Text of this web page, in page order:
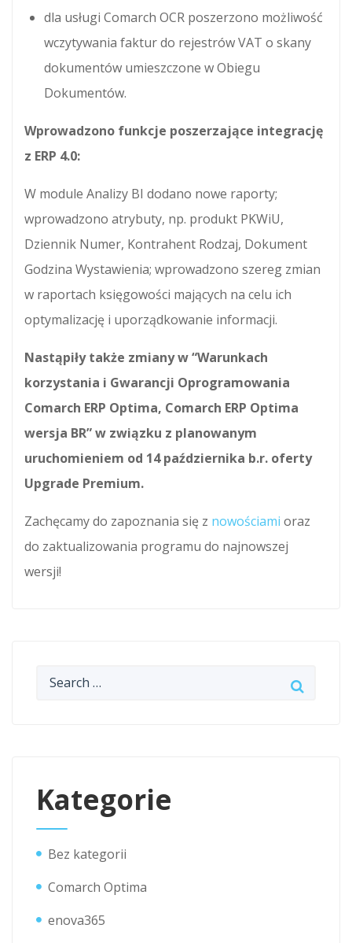
dla usługi Comarch OCR poszerzono możliwość
wczytywania faktur do rejestrów VAT o skany
dokumentów umieszczone w Obiegu
Dokumentów.
Wprowadzono funkcje poszerzające integrację
z ERP 4.0:
W module Analizy BI dodano nowe raporty;
wprowadzono atrybuty, np. produkt PKWiU,
Dziennik Numer, Kontrahent Rodzaj, Dokument
Godzina Wystawienia; wprowadzono szereg zmian
w raportach księgowości mających na celu ich
optymalizację i uporządkowanie informacji.
Nastąpiły także zmiany w “Warunkach
korzystania i Gwarancji Oprogramowania
Comarch ERP Optima, Comarch ERP Optima
wersja BR” w związku z planowanym
uruchomieniem od 14 października b.r. oferty
Upgrade Premium.
Zachęcamy do zapoznania się z nowościami oraz
do zaktualizowania programu do najnowszej
wersji!
Kategorie
Bez kategorii
Comarch Optima
enova365